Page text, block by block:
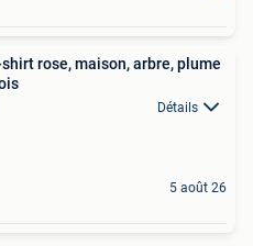
shirt rose, maison, arbre, plume
Détails
5 août 26